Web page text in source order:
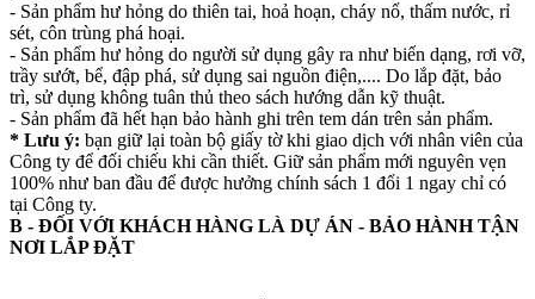
- Sản phẩm hư hỏng do thiên tai, hoả hoạn, cháy nổ, thấm nước, rỉ
sét, côn trùng phá hoại.
- Sản phẩm hư hỏng do người sử dụng gây ra như biến dạng, rơi vỡ,
trầy sướt, bể, đập phá, sử dụng sai nguồn điện,.... Do lắp đặt, bảo
trì, sử dụng không tuân thủ theo sách hướng dẫn kỹ thuật.
- Sản phẩm đã hết hạn bảo hành ghi trên tem dán trên sản phẩm.
* Lưu ý: bạn giữ lại toàn bộ giấy tờ khi giao dịch với nhân viên của
Công ty để đối chiếu khi cần thiết. Giữ sản phẩm mới nguyên vẹn
100% như ban đầu để được hưởng chính sách 1 đổi 1 ngay chỉ có
tại Công ty.
B - ĐỐI VỚI KHÁCH HÀNG LÀ DỰ ÁN - BẢO HÀNH TẬN
NƠI LẮP ĐẶT